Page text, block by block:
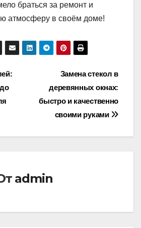
браться за ремонт и
атмосферу в своём доме!
Замена стекол в
деревянных окнах:
быстро и качественно
своими руками
admin